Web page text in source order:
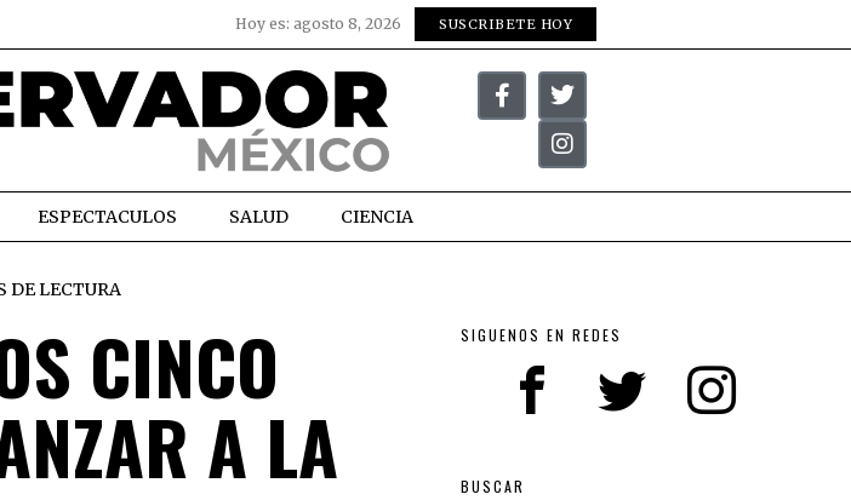
Hoy es: agosto 8, 2026 SUSCRIBETE HOY
ESPECTACULOS SALUD CIENCIA
DE LECTURA
CINCO
A LA
SIGUENOS EN REDES
BUSCAR